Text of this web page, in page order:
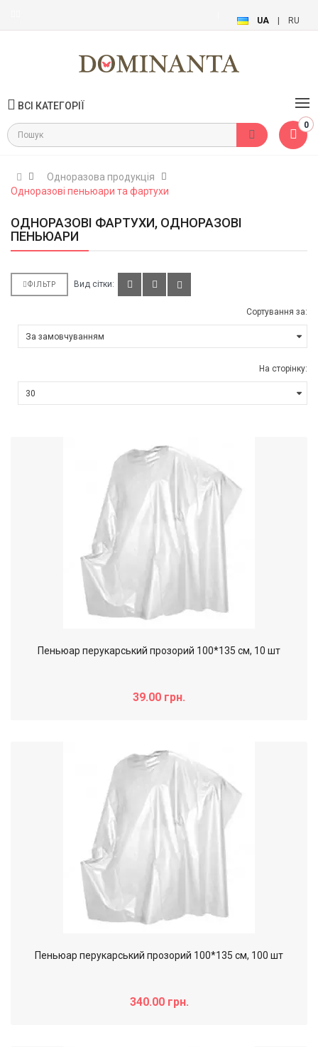
UA RU
ВСІ КАТЕГОРІЇ
0
Одноразова продукція
Одноразові пеньюари та фартухи
ОДНОРАЗОВІ ФАРТУХИ, ОДНОРАЗОВІ
ПЕНЬЮАРИ
ФІЛЬТР Вид сітки:
Сортування за:
На сторінку:
Пеньюар перукарський прозорий 100*135 см, 10 шт
39.00 грн.
Пеньюар перукарський прозорий 100*135 см, 100 шт
340.00 грн.